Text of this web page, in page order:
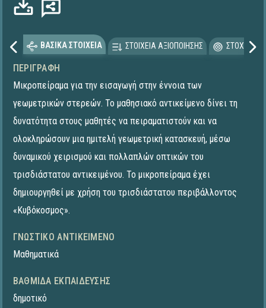
ΒΑΣΙΚΑ ΣΤΟΙΧΕΙΑ ΣΤΟΙΧΕΙΑ ΑΞΙΟΠΟΙΗΣΗΣ
ΠΕΡΙΓΡΑΦΉ
Μικροπείραμα για την εισαγωγή στην έννοια των
γεωμετρικών στερεών. Το μαθησιακό αντικείμενο δίνει τη
δυνατότητα στους μαθητές να πειραματιστούν και να
ολοκληρώσουν μια ημιτελή γεωμετρική κατασκευή, μέσω
δυναμικού χειρισμού και πολλαπλών οπτικών του
τρισδιάστατου αντικειμένου. To μικροπείραμα έχει
δημιουργηθεί με χρήση του τρισδιάστατου περιβάλλοντος
«Κυβόκοσμος».
ΓΝΩΣΤΙΚΌ ΑΝΤΙΚΕΊΜΕΝΟ
Μαθηματικά
ΒΑΘΜΊΔΑ ΕΚΠΑΊΔΕΥΣΗΣ
δημοτικό